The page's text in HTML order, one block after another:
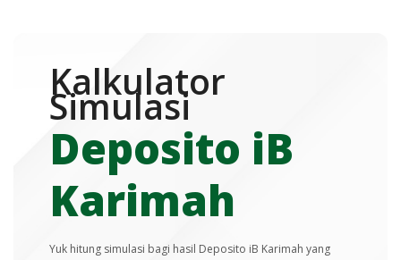
Kalkulator
Simulasi
Deposito iB
Karimah
Yuk hitung simulasi bagi hasil Deposito iB Karimah yang